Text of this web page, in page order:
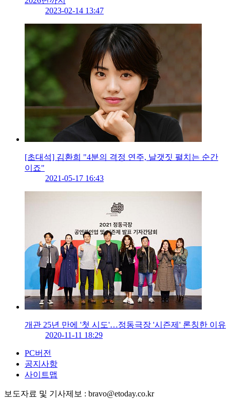
2023-02-14 13:47
[초대석] 김환희 "4분의 격정 연주, 날갯짓 펼치는 순간
이죠"
2021-05-17 16:43
개관 25년 만에 '첫 시도'…정동극장 '시즌제' 론칭한 이유
2020-11-11 18:29
PC버전
공지사항
사이트맵
보도자료 및 기사제보 : bravo@etoday.co.kr